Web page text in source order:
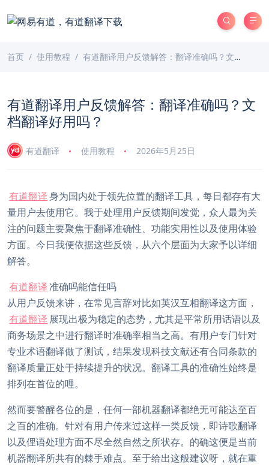
首页 使用教程 有道翻译用户反馈解答：翻译准确吗？文档翻译好用吗？
有道翻译用户反馈解答：翻译准确吗？文
档翻译好用吗？
有道翻译 使用教程 2026年5月25日
有道翻译身为国内处于领先位置的翻译工具，每日都存有大
量用户去使用它。我于处理用户反馈期间发觉，众人最为关
注的问题主要聚焦于翻译准确性、功能实用性以及使用体验
方面。今日我便依据这些反馈，从六个层面为大家予以详细
解答。
有道翻译准确吗能信任吗
从用户反馈来讲，在常见言辞对比如英汉互相翻译这方面，
有道翻译 展现出极为稳定的态势，尤其是平常所用话语以及
商务场景之中进行翻译时准确率相当之高。有用户专门针对
专业术语翻译做了测试，结果发现科技文献还有合同条款的
翻译质量正处于持续提升的状况。翻译工具的准确性始终是
排列在首位的哩。
然而要警醒各位的是，任何一部机器翻译都绝无可能达至百
之百的准确。针对有用户传来过这样一类反馈，即诗歌翻译
以及俚语处理方面不尽全然自然之所状存。的确这便是当前
机器翻译所共有的棘手难点。至于给出这般建议呀，就在重